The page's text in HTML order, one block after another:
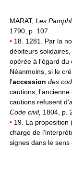
MARAT, Les
1790, p. 107.
• 18. 1281. Par la
débiteurs
opérée à l'égard du
Néanmoins, si le
l'accession des
cautions,
cautions refusent d'
Code civil, 1804, p.
• 19. La proposition
charge de
signes dans le sens